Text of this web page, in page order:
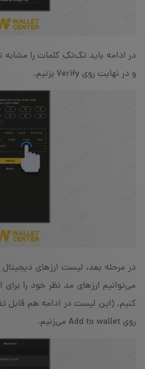
در ادامه باید تک‌تکِ کلمات را مشابه
و در نهایت روی Verify‌ بزنیم.
در مرحله‌ بعد، لیست ارزهای
می‌توانیم ارزهای مد نظر خود را
کنیم. (این لیست در ادامه هم قابل
روی Add to wallet می‌زنیم.